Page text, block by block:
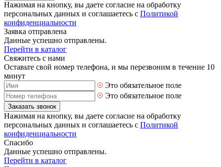
Нажимая на кнопку, вы даете согласие на обработку
персональных данных и соглашаетесь с Политикой
конфиденциальности
Заявка отправлена
Данные успешно отправлены.
Перейти в каталог
Свяжитесь с нами
Оставьте свой номер телефона, и мы перезвоним в течение 10
минут
Это обязательное поле
Это обязательное поле
Заказать звонок
Нажимая на кнопку, вы даете согласие на обработку
персональных данных и соглашаетесь с Политикой
конфиденциальности
Спасибо
Данные успешно отправлены.
Перейти в каталог